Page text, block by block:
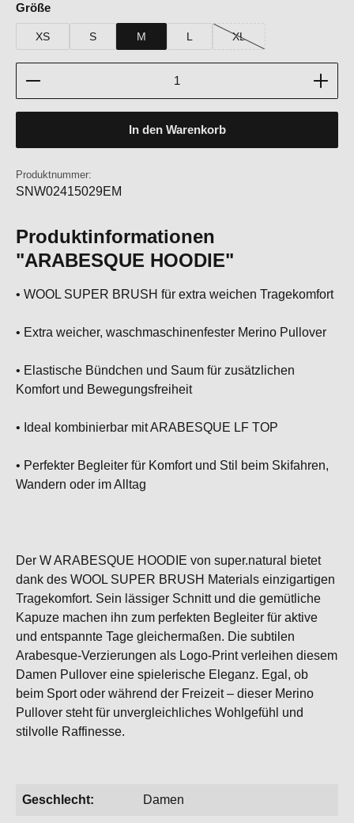
Größeauswählen
XS S M L XL
(Diese Option ist zurzeit
Produkt Anzahl: Gib den gewünschten Wert ein
In den Warenkorb
Produktnummer:
SNW02415029EM
Produktinformationen
"ARABESQUE HOODIE"
• WOOL SUPER BRUSH für extra weichen Tragekomfort
• Extra weicher, waschmaschinenfester Merino Pullover
• Elastische Bündchen und Saum für zusätzlichen
Komfort und Bewegungsfreiheit
• Ideal kombinierbar mit ARABESQUE LF TOP
• Perfekter Begleiter für Komfort und Stil beim Skifahren,
Wandern oder im Alltag
Der W ARABESQUE HOODIE von super.natural bietet
dank des WOOL SUPER BRUSH Materials einzigartigen
Tragekomfort. Sein lässiger Schnitt und die gemütliche
Kapuze machen ihn zum perfekten Begleiter für aktive
und entspannte Tage gleichermaßen. Die subtilen
Arabesque-Verzierungen als Logo-Print verleihen diesem
Damen Pullover eine spielerische Eleganz. Egal, ob
beim Sport oder während der Freizeit – dieser Merino
Pullover steht für unvergleichliches Wohlgefühl und
stilvolle Raffinesse.
Geschlecht: Damen